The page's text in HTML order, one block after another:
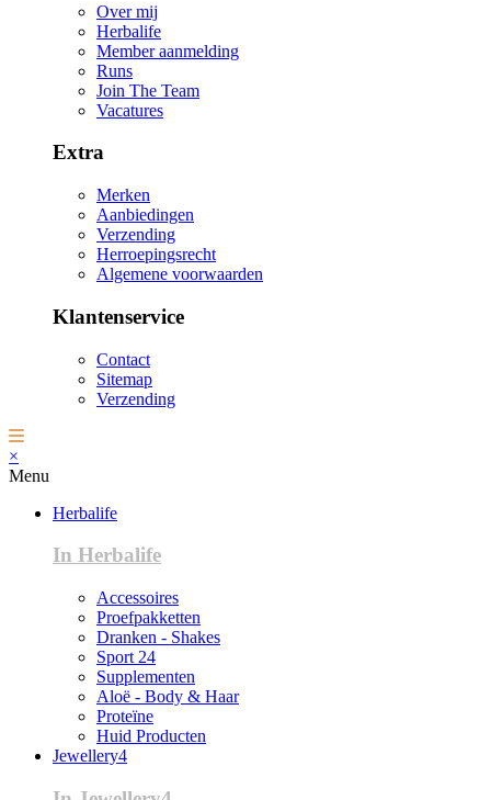
Over mij
Herbalife
Member aanmelding
Runs
Join The Team
Vacatures
Extra
Merken
Aanbiedingen
Verzending
Herroepingsrecht
Algemene voorwaarden
Klantenservice
Contact
Sitemap
Verzending
×
Menu
Herbalife
In Herbalife
Accessoires
Proefpakketten
Dranken - Shakes
Sport 24
Supplementen
Aloë - Body & Haar
Proteïne
Huid Producten
Jewellery4